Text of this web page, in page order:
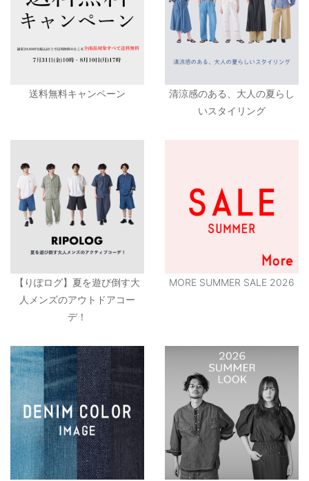
送料無料キャンペーン
清涼感のある、大人の夏らし
いスタイリング
【りぽログ】夏を遊び倒す大
人メンズのアウトドアコー
デ！
MORE SUMMER SALE 2026